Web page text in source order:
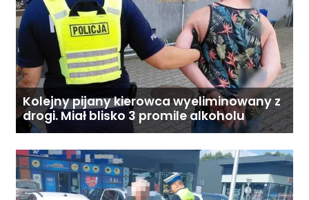
Kolejny pijany kierowca wyeliminowany z
drogi. Miał blisko 3 promile alkoholu